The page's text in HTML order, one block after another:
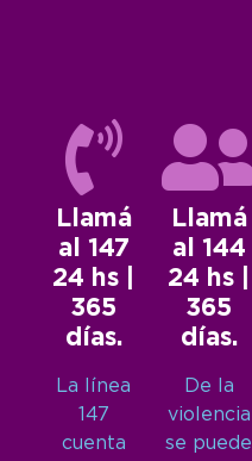
Llamá
al 147
24 hs |
365
días.
La línea
147
cuenta
Llamá
al 144
24 hs |
365
días.
De la
violencia
se puede